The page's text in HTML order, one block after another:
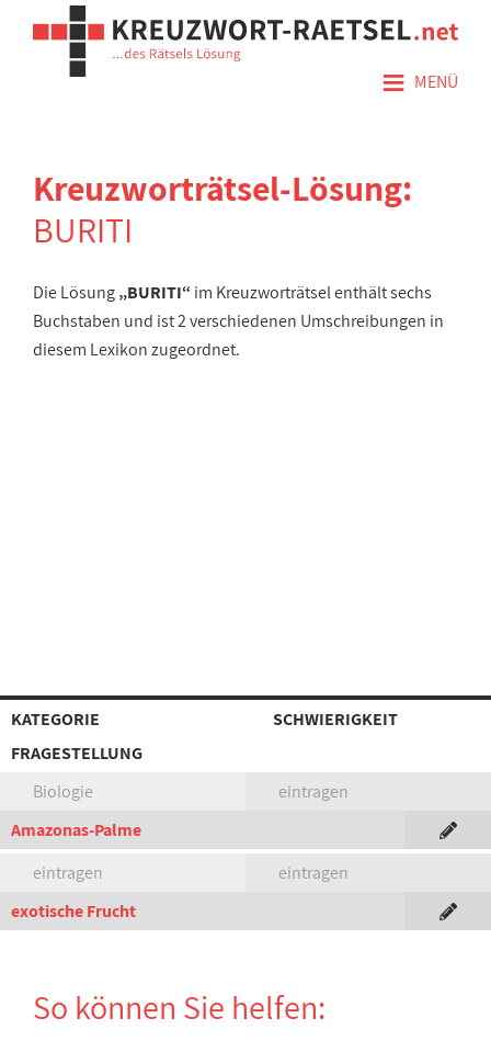
≡ MENÜ
Kreuzworträtsel-Lösung:
BURITI
Die Lösung„BURITI“ im Kreuzworträtsel enthält sechs
Buchstaben und ist 2 verschiedenen Umschreibungen in
diesem Lexikon zugeordnet.
KATEGORIE
SCHWIERIGKEIT
FRAGESTELLUNG
Biologie
eintragen
Amazonas-Palme
eintragen
eintragen
exotische Frucht
So können Sie helfen: